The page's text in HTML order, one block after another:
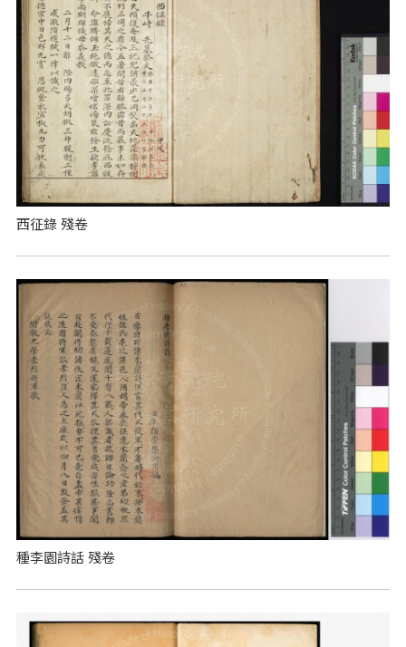
西征錄 殘卷
種李園詩話 殘卷